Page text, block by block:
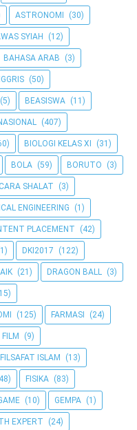
ASTRONOMI (30)
SYIAH (12)
BAHASA ARAB (3)
(50)
(5) BEASISWA (11)
(407)
BIOLOGI KELAS XI (31)
BOLA (59) BORUTO (3)
CARA SHALAT (3)
ENGINEERING (1)
PLACEMENT (42)
DKI2017 (122)
(21) DRAGON BALL (3)
(125) FARMASI (24)
FILM (9)
FILSAFAT ISLAM (13)
FISIKA (83)
(10) GEMPA (1)
EXPERT (24)